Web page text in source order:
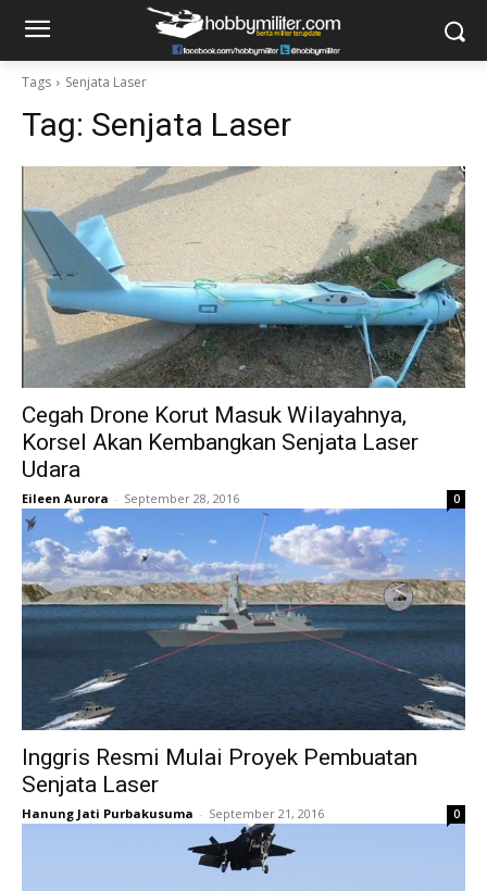
Tags Senjata Laser
Tag: Senjata Laser
Cegah Drone Korut Masuk Wilayahnya,
Korsel Akan Kembangkan Senjata Laser
Udara
Eileen Aurora - September 28, 2016 0
Inggris Resmi Mulai Proyek Pembuatan
Senjata Laser
Hanung Jati Purbakusuma - September 21, 2016 0